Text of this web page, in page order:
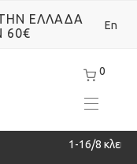
0
ΕΛΛΑΔΑ
60€
En
με την αγορά
πάνω